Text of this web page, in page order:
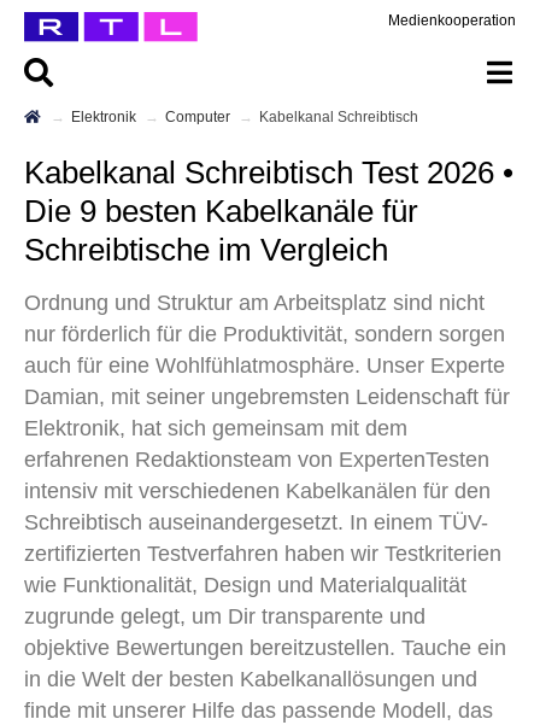
Medienkooperation
Elektronik Computer Kabelkanal Schreibtisch
Kabelkanal Schreibtisch Test 2026 •
Die 9 besten Kabelkanäle für
Schreibtische im Vergleich
Ordnung und Struktur am Arbeitsplatz sind nicht
nur förderlich für die Produktivität, sondern sorgen
auch für eine Wohlfühlatmosphäre. Unser Experte
Damian, mit seiner ungebremsten Leidenschaft für
Elektronik, hat sich gemeinsam mit dem
erfahrenen Redaktionsteam von ExpertenTesten
intensiv mit verschiedenen Kabelkanälen für den
Schreibtisch auseinandergesetzt. In einem TÜV-
zertifizierten Testverfahren haben wir Testkriterien
wie Funktionalität, Design und Materialqualität
zugrunde gelegt, um Dir transparente und
objektive Bewertungen bereitzustellen. Tauche ein
in die Welt der besten Kabelkanallösungen und
finde mit unserer Hilfe das passende Modell, das